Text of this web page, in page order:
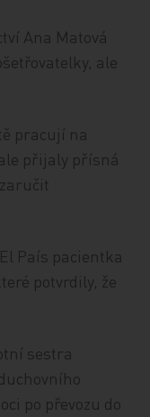
Ana Matová
ale
pracují na
přijaly přísná
País pacientka
potvrdily, že
sestra
po převozu do